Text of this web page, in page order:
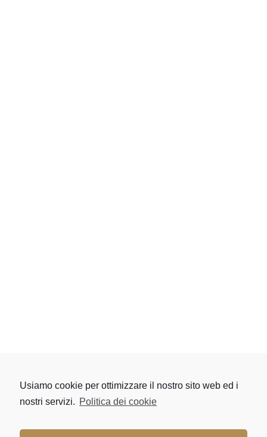
Usiamo cookie per ottimizzare il nostro sito web ed i
nostri servizi. Politica dei cookie